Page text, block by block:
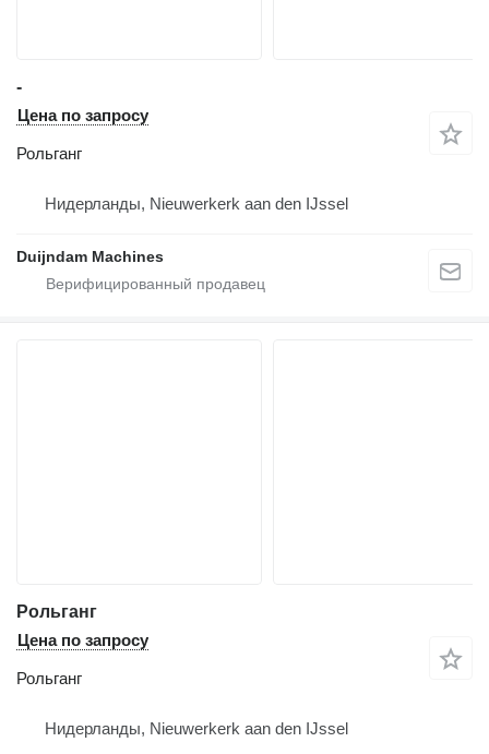
-
Цена по запросу
Рольганг
Нидерланды, Nieuwerkerk aan den IJssel
Duijndam Machines
Рольганг
Цена по запросу
Рольганг
Нидерланды, Nieuwerkerk aan den IJssel